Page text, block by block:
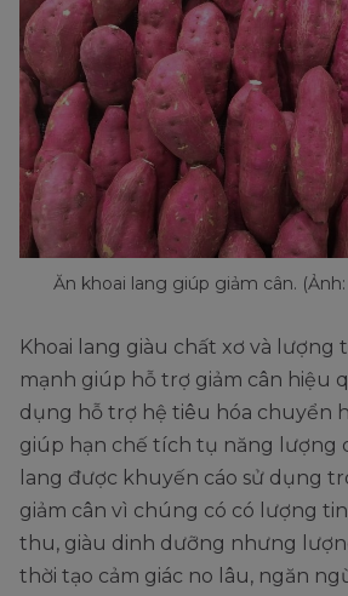
Ăn khoai lang giúp giảm cân.
Khoai lang giàu chất xơ và lượng
mạnh giúp hỗ trợ giảm cân hiệu
dụng hỗ trợ hệ tiêu hóa chuyển
giúp hạn chế tích tụ năng lượng
lang được khuyến cáo sử dụng
giảm cân vì chúng có có lượng
thu, giàu dinh dưỡng nhưng
thời tạo cảm giác no lâu, ngăn